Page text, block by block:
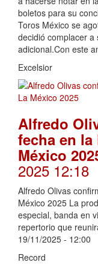
boletos para su
Toros México se
decidió complacer a
adicional.Con este
Excelsior
Alfredo
fecha en la
México
2025 12:18
Alfredo Olivas
México 2025 La
especial, banda en
repertorio que
19/11/2025 - 12:00
Record